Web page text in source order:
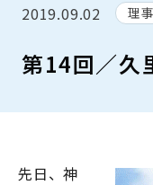
2019.09.02 理
第14回／久
先日、神